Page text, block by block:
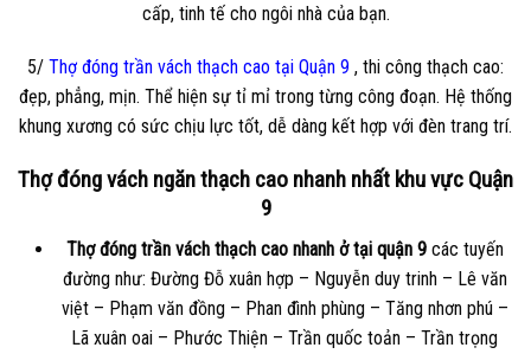
cấp, tinh tế cho ngôi nhà của bạn.
5/ Thợ đóng trần vách thạch cao tại Quận 9 , thi công thạch cao:
đẹp, phẳng, mịn. Thể hiện sự tỉ mỉ trong từng công đoạn. Hệ thống
khung xương có sức chịu lực tốt, dễ dàng kết hợp với đèn trang trí.
Thợ đóng vách ngăn thạch cao nhanh nhất khu vực Quận
9
Thợ đóng trần vách thạch cao nhanh ở tại quận 9các tuyến
đường như: Đường Đỗ xuân hợp – Nguyễn duy trinh – Lê văn
việt – Phạm văn đồng – Phan đình phùng – Tăng nhơn phú –
Lã xuân oai – Phước Thiện – Trần quốc toản – Trần trọng